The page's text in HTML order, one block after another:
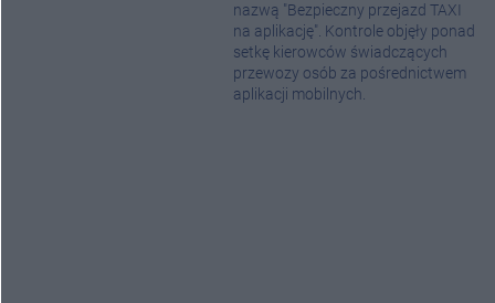
nazwą "Bezpieczny przejazd TAXI
na aplikację". Kontrole objęły ponad
setkę kierowców świadczących
przewozy osób za pośrednictwem
aplikacji mobilnych.